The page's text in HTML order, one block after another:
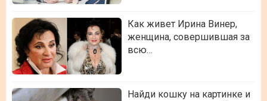
Как живет Ирина Винер,
женщина, совершившая за
всю…
Найди кошку на картинке и